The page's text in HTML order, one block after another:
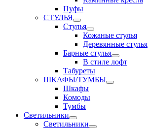
Пуфы
СТУЛЬЯ
Стулья
Кожаные стулья
Деревянные стулья
Барные стулья
В стиле лофт
Табуреты
ШКАФЫ/ТУМБЫ
Шкафы
Комоды
Тумбы
Светильники
Светильники